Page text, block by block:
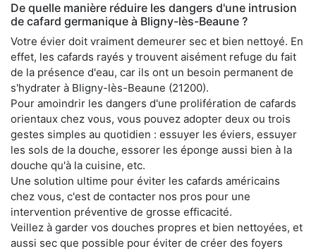
De quelle manière réduire les dangers d'une intrusion
de cafard germanique à Bligny-lès-Beaune ?
Votre évier doit vraiment demeurer sec et bien nettoyé. En
effet, les cafards rayés y trouvent aisément refuge du fait
de la présence d'eau, car ils ont un besoin permanent de
s'hydrater à Bligny-lès-Beaune (21200).
Pour amoindrir les dangers d'une prolifération de cafards
orientaux chez vous, vous pouvez adopter deux ou trois
gestes simples au quotidien : essuyer les éviers, essuyer
les sols de la douche, essorer les éponge aussi bien à la
douche qu'à la cuisine, etc.
Une solution ultime pour éviter les cafards américains
chez vous, c'est de contacter nos pros pour une
intervention préventive de grosse efficacité.
Veillez à garder vos douches propres et bien nettoyées, et
aussi sec que possible pour éviter de créer des foyers